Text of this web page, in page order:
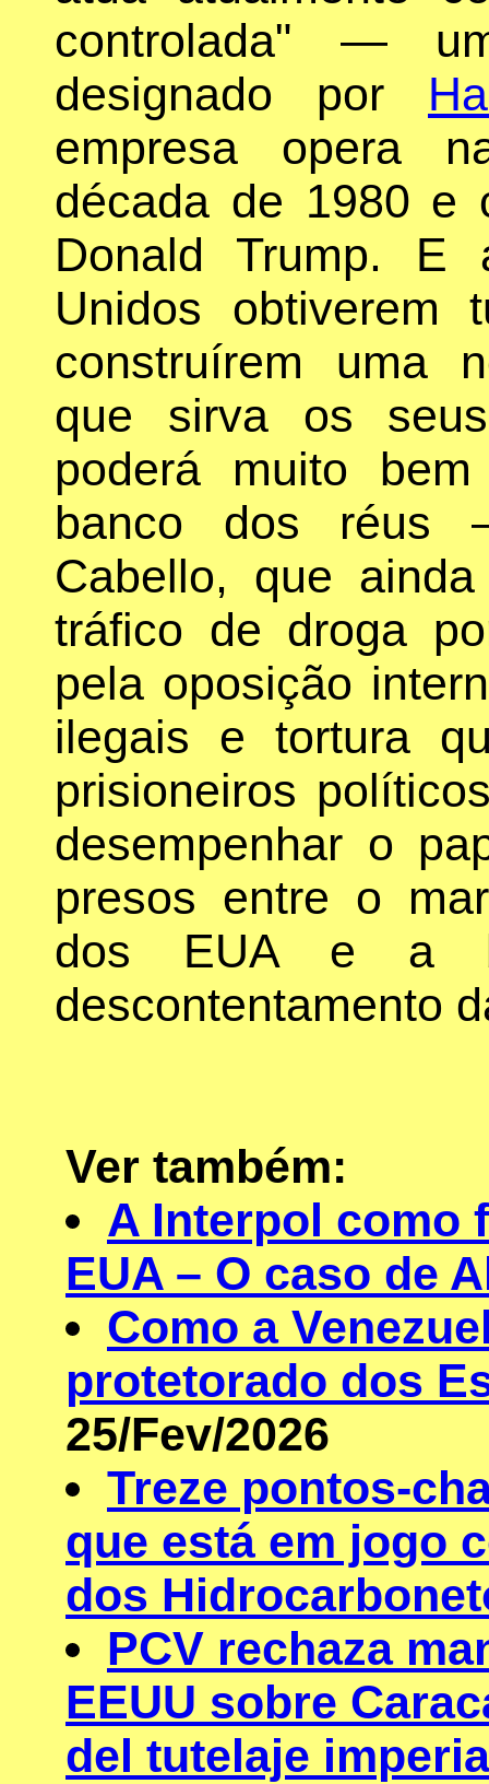
controlada" —
designado por
empresa opera
década de 1980 e
Donald Trump. E
Unidos obtiverem
construírem uma
que sirva os
poderá muito
banco dos réus
Cabello, que
tráfico de droga
pela oposição
ilegais e tortura
prisioneiros
desempenhar o
presos entre o
dos EUA e a
descontentamento
Ver também:
A Interpol como
EUA – O caso de
Como a
protetorado dos
25/Fev/2026
Treze pontos-
que está em jogo
dos
PCV rechaza
EEUU sobre
del tutelaje